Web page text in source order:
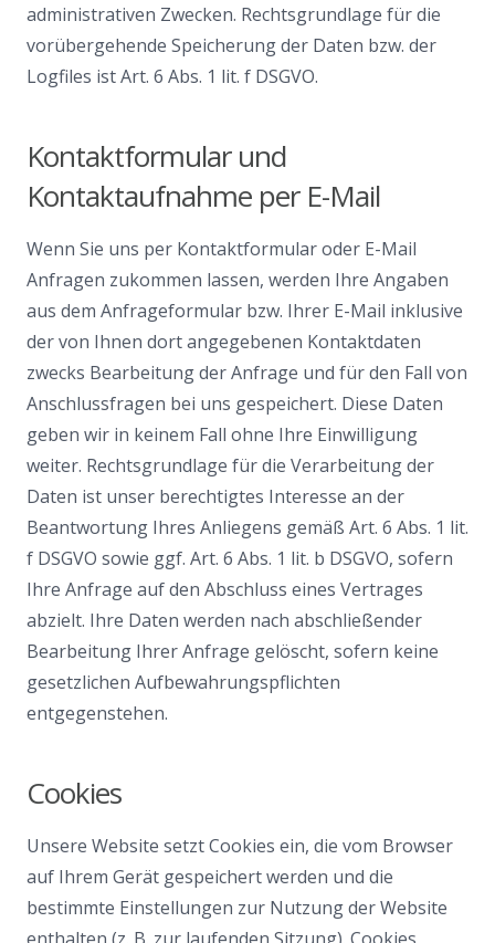
administrativen Zwecken. Rechtsgrundlage für die
vorübergehende Speicherung der Daten bzw. der
Logfiles ist Art. 6 Abs. 1 lit. f DSGVO.
Kontaktformular und
Kontaktaufnahme per E-Mail
Wenn Sie uns per Kontaktformular oder E-Mail
Anfragen zukommen lassen, werden Ihre Angaben
aus dem Anfrageformular bzw. Ihrer E-Mail inklusive
der von Ihnen dort angegebenen Kontaktdaten
zwecks Bearbeitung der Anfrage und für den Fall von
Anschlussfragen bei uns gespeichert. Diese Daten
geben wir in keinem Fall ohne Ihre Einwilligung
weiter. Rechtsgrundlage für die Verarbeitung der
Daten ist unser berechtigtes Interesse an der
Beantwortung Ihres Anliegens gemäß Art. 6 Abs. 1 lit.
f DSGVO sowie ggf. Art. 6 Abs. 1 lit. b DSGVO, sofern
Ihre Anfrage auf den Abschluss eines Vertrages
abzielt. Ihre Daten werden nach abschließender
Bearbeitung Ihrer Anfrage gelöscht, sofern keine
gesetzlichen Aufbewahrungspflichten
entgegenstehen.
Cookies
Unsere Website setzt Cookies ein, die vom Browser
auf Ihrem Gerät gespeichert werden und die
bestimmte Einstellungen zur Nutzung der Website
enthalten (z. B. zur laufenden Sitzung). Cookies